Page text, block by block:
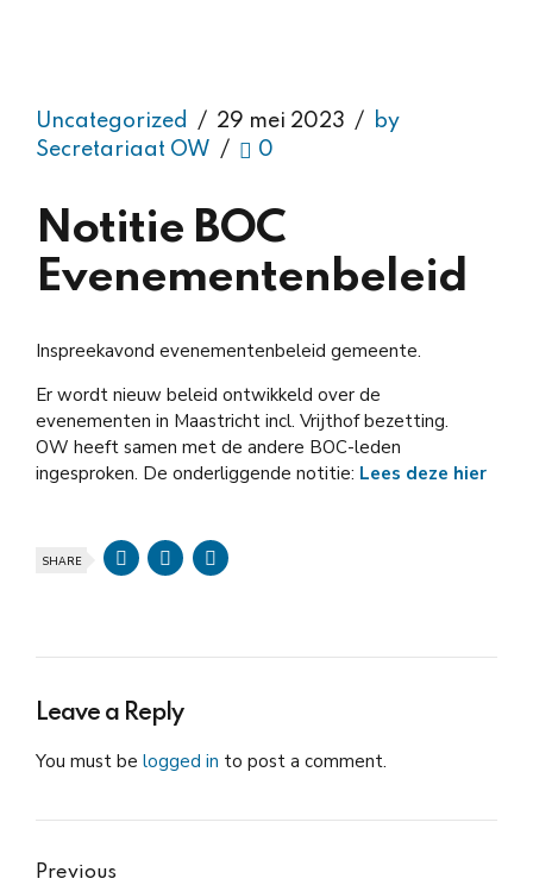
Uncategorized 29 mei 2023
by
Secretariaat OW
0
Notitie BOC
Evenementenbeleid
Inspreekavond evenementenbeleid gemeente.
Er wordt nieuw beleid ontwikkeld over de
evenementen in Maastricht incl. Vrijthof bezetting.
OW heeft samen met de andere BOC-leden
ingesproken. De onderliggende notitie: Lees deze hier
SHARE
Leave a Reply
You must be logged in to post a comment.
Previous